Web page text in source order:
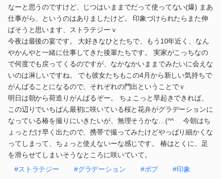
なーと思うのですけど、じつはいままでだって使ってない(爆) まあ
仕事がら、というのはありましたけど。 印象づけられたらまた伸
ばそうと思います、ストラテジーｖ
今夜は最後の宴です。 大好きなひとたちで、もう10年近く、なん
やかんやと一緒に仕事してきた後輩たちです。 実家がこっちなの
で何度でも戻ってくるのですが、なかなかいままでみたいに会えな
いのは淋しいですね。 でも彼女たちもこの4月から新しい気持ちで
がんばることになるので、それぞれの門出ということでｖ
明日は朝から荷造りがんばるぞー。 ちょこっと早起きできれば、
この辺りでいちばん最初に咲いている桜と花弁がグラデーションに
なっている椿を撮りにいきたいが、無理そうかな…(^^ゞ 今朝はち
ょっとだけ早く出たので、携帯で撮ってみたけどやっぱり細かくな
ってしまって、ちょっと使えないーな感じです。 椿はとくに、足
を滑らせてしまいそうなところに咲いていて。
#ストラテジー
#グラデーション #ボブ #印象